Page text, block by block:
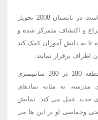
در <کلمبوس فمیلی آکادمی>، که قراراست در تابستان 2008 تحویل
و اکتشاف متمرکز شده و
تا به دانش آموزان کمک کند
برقرار نمایند.
تندیس 55 مترمربعی به شکل یازده قطعه 180 در 390 سانتیمتری
مدرسه، به مثابه نمادهای
جدید عمل می کند. نمایش
وحماسی او بر این ها می